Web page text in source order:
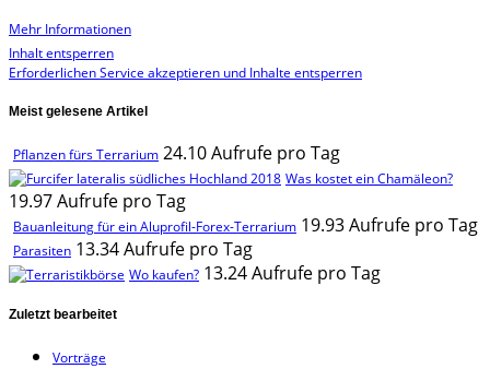
Mehr Informationen
Inhalt entsperren
Erforderlichen Service akzeptieren und Inhalte entsperren
Meist gelesene Artikel
Pflanzen fürs Terrarium 24.10 Aufrufe pro Tag
Was kostet ein Chamäleon?
19.97 Aufrufe pro Tag
Bauanleitung für ein Aluprofil-Forex-Terrarium 19.93 Aufrufe pro Tag
Parasiten 13.34 Aufrufe pro Tag
Wo kaufen? 13.24 Aufrufe pro Tag
Zuletzt bearbeitet
Vorträge